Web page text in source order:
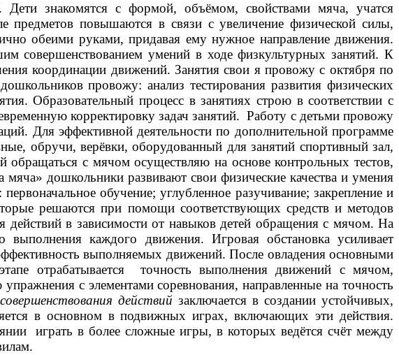
знакомятся с формой, объёмом, свойствами мяча, учатся
предметов повышаются в связи с увеличение физической силы,
обеими руками, придавая ему нужное направление движения.
совершенствованием умений в ходе физкультурных занятий. К
координации движений. Занятия свои я провожу с октября по
провожу: анализ тестирования развития физических
Образовательный процесс в занятиях строю в соответствии с
корректировку задач занятий. Работу с детьми провожу
Для эффективной деятельности по дополнительной программе
обручи, верёвки, оборудованный для занятий спортивный зал,
с мячом осуществляю на основе контрольных тестов,
дошкольники развивают свои физические качества и умения
обучение; углубленное разучивание; закрепление и
решаются при помощи соответствующих средств и методов
действий в зависимости от навыков детей обращения с мячом. На
каждого движения. Игровая обстановка усиливает
выполняемых движений. После овладения основными
отрабатывается точность выполнения движений с мячом,
с элементами соревнования, направленные на точность
действий заключается в создании устойчивых,
в основном в подвижных играх, включающих эти действия.
играть в более сложные игры, в которых ведётся счёт между